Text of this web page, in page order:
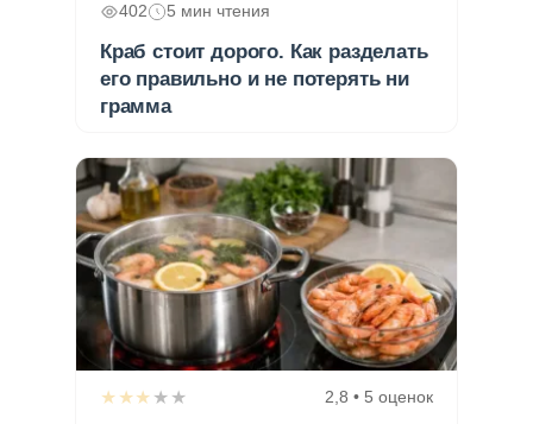
402 5 мин чтения
Краб стоит дорого. Как разделать
его правильно и не потерять ни
грамма
★★★★★ 2,8 • 5 оценок